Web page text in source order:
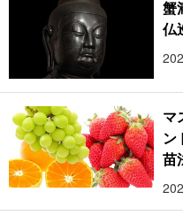
蟹
仏
マ
ン
苗